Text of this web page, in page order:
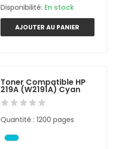
Disponibilité: En stock
AJOUTER AU PANIER
Toner Compatible HP
219A (W2191A) Cyan
Quantité : 1200 pages